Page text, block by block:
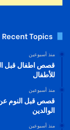
Recent Topics
منذ أسبوعين
للأطفال
منذ أسبوعين
الوالدين
منذ أسبوعين